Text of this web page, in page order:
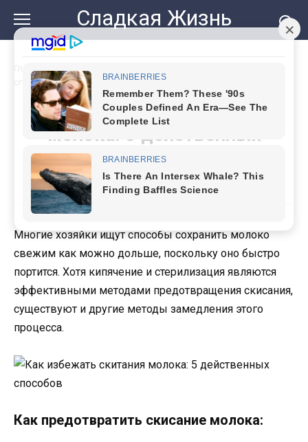
контенту
Сладкая Жизнь
способов
Как избежать скитания
молока: 5 действенных
способов
Многие хозяйки ищут способы сохранить молоко
свежим как можно дольше, поскольку оно быстро
портится. Хотя кипячение и стерилизация являются
эффективными методами предотвращения скисания,
существуют и другие методы замедления этого
процесса.
Как предотвратить скисание молока: